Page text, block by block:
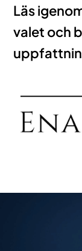
Läs
valet och